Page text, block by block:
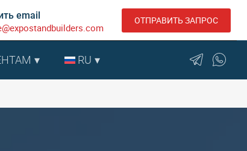
email ОТПРАВИТЬ ЗАПРОС
RU